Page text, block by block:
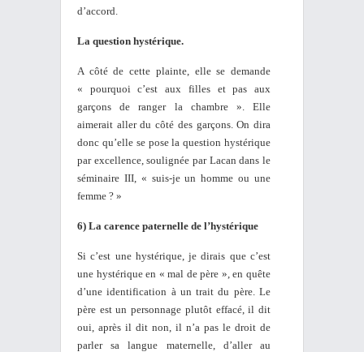
d’accord.
La question hystérique.
A côté de cette plainte, elle se demande
« pourquoi c’est aux filles et pas aux
garçons de ranger la chambre ». Elle
aimerait aller du côté des garçons. On dira
donc qu’elle se pose la question hystérique
par excellence, soulignée par Lacan dans le
séminaire III, « suis-je un homme ou une
femme ? »
6) La carence paternelle de l’hystérique
Si c’est une hystérique, je dirais que c’est
une hystérique en « mal de père », en quête
d’une identification à un trait du père. Le
père est un personnage plutôt effacé, il dit
oui, après il dit non, il n’a pas le droit de
parler sa langue maternelle, d’aller au